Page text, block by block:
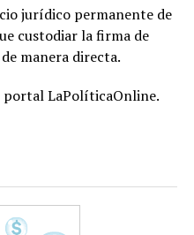
jurídico permanente de
custodiar la firma de
manera directa.
portal LaPolíticaOnline.